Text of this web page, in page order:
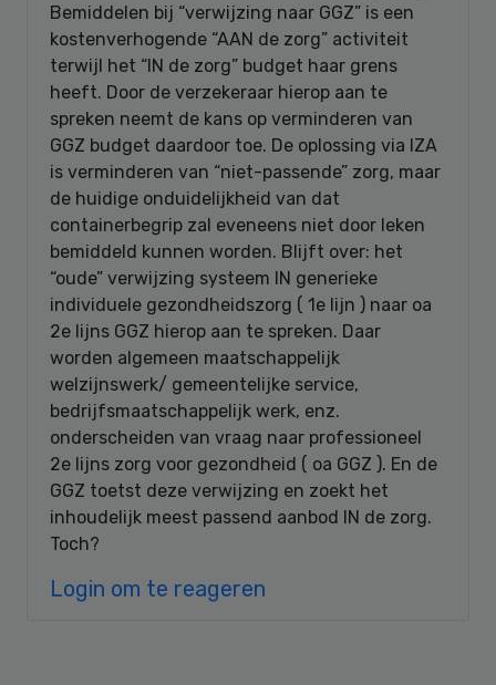
Bemiddelen bij “verwijzing naar GGZ” is een
kostenverhogende “AAN de zorg” activiteit
terwijl het “IN de zorg” budget haar grens
heeft. Door de verzekeraar hierop aan te
spreken neemt de kans op verminderen van
GGZ budget daardoor toe. De oplossing via IZA
is verminderen van “niet-passende” zorg, maar
de huidige onduidelijkheid van dat
containerbegrip zal eveneens niet door leken
bemiddeld kunnen worden. Blijft over: het
“oude” verwijzing systeem IN generieke
individuele gezondheidszorg ( 1e lijn ) naar oa
2e lijns GGZ hierop aan te spreken. Daar
worden algemeen maatschappelijk
welzijnswerk/ gemeentelijke service,
bedrijfsmaatschappelijk werk, enz.
onderscheiden van vraag naar professioneel
2e lijns zorg voor gezondheid ( oa GGZ ). En de
GGZ toetst deze verwijzing en zoekt het
inhoudelijk meest passend aanbod IN de zorg.
Toch?
Login om te reageren